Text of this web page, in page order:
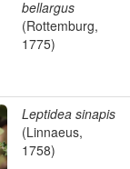
bellargus
(Rottemburg,
1775)
Leptidea sinapis
(Linnaeus,
1758)